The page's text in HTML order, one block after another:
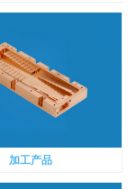
加工产品